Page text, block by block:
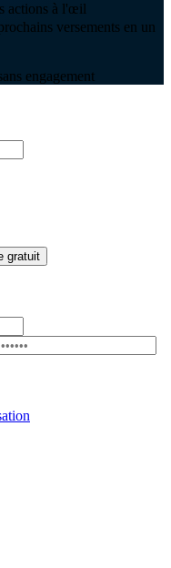
actions à l'œil
versements en un
engagement
gratuit